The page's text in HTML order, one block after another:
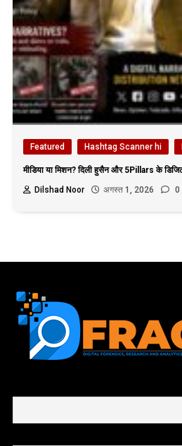
Featured Hashtag Scanner hi
मीडिया या मिशन? दिली हुसैन और 5Pillars के
Dilshad Noor
अगस्त 1, 2026 0